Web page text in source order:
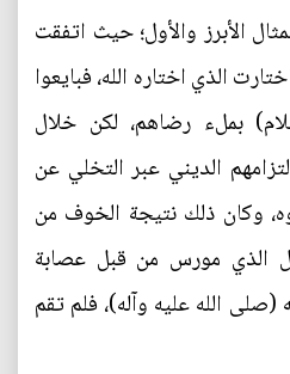
الأبرز والأول؛ حيث اتفقت
الذي اختاره الله، فبايعوا
بملء رضاهم، لكن خلال
الديني عبر التخلي عن
وكان ذلك نتيجة الخوف من
الذي مورس من قبل عصابة
الله عليه وآله)، فلم تقم